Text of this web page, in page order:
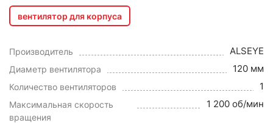
вентилятор для корпуса
Производитель ALSEYE
Диаметр вентилятора 120 мм
Количество вентиляторов 1
Максимальная скорость
вращения
1 200 об/мин